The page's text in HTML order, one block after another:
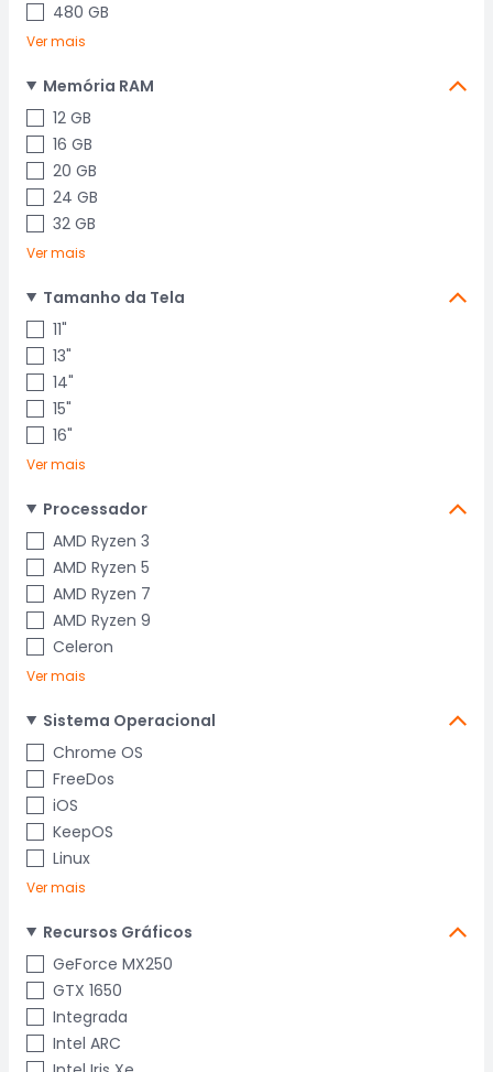
480 GB
Ver mais
Memória RAM
12 GB
16 GB
20 GB
24 GB
32 GB
Ver mais
Tamanho da Tela
11"
13"
14"
15"
16"
Ver mais
Processador
AMD Ryzen 3
AMD Ryzen 5
AMD Ryzen 7
AMD Ryzen 9
Celeron
Ver mais
Sistema Operacional
Chrome OS
FreeDos
iOS
KeepOS
Linux
Ver mais
Recursos Gráficos
GeForce MX250
GTX 1650
Integrada
Intel ARC